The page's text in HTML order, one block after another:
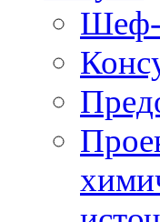
Шеф-